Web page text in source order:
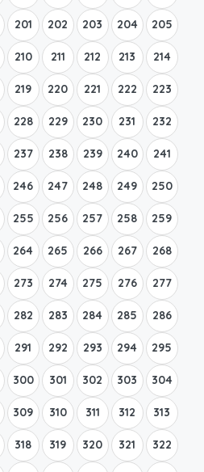
201 202 203 204 205
210 211 212 213 214
219 220 221 222 223
228 229 230 231 232
237 238 239 240 241
246 247 248 249 250
255 256 257 258 259
264 265 266 267 268
273 274 275 276 277
282 283 284 285 286
291 292 293 294 295
300 301 302 303 304
309 310 311 312 313
318 319 320 321 322